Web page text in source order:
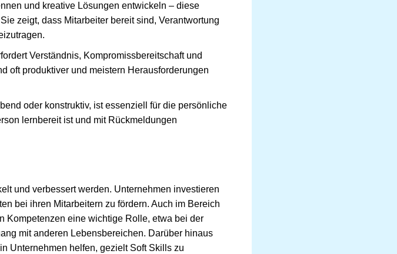
und kreative Lösungen entwickeln – diese
zeigt, dass Mitarbeiter bereit sind, Verantwortung
Verständnis, Kompromissbereitschaft und
oft produktiver und meistern Herausforderungen
oder konstruktiv, ist essenziell für die persönliche
lernbereit ist und mit Rückmeldungen
und verbessert werden. Unternehmen investieren
bei ihren Mitarbeitern zu fördern. Auch im Bereich
Kompetenzen eine wichtige Rolle, etwa bei der
mit anderen Lebensbereichen. Darüber hinaus
Unternehmen helfen, gezielt Soft Skills zu